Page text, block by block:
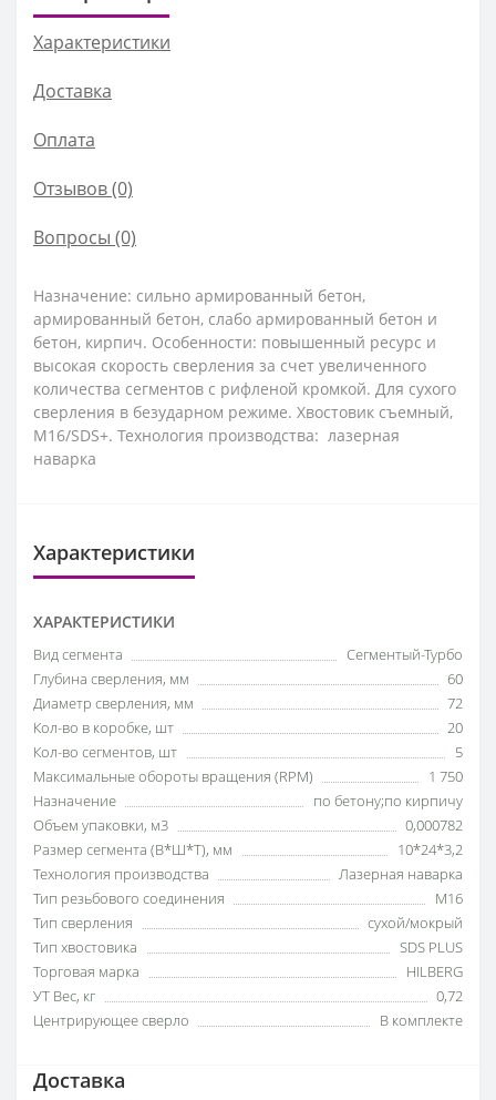
Характеристики
Доставка
Оплата
Отзывов (0)
Вопросы (0)
Назначение: сильно армированный бетон,
армированный бетон, слабо армированный бетон и
бетон, кирпич. Особенности: повышенный ресурс и
высокая скорость сверления за счет увеличенного
количества сегментов с рифленой кромкой. Для сухого
сверления в безударном режиме. Хвостовик съемный,
М16/SDS+. Технология производства: лазерная
наварка
Характеристики
ХАРАКТЕРИСТИКИ
Вид сегмента
Сегментый-Турбо
Глубина сверления, мм
60
Диаметр сверления, мм
72
Кол-во в коробке, шт
20
Кол-во сегментов, шт
5
Максимальные обороты вращения (RPM)
1 750
Назначение
по бетону;по кирпичу
Объем упаковки, м3
0,000782
Размер сегмента (В*Ш*Т), мм
10*24*3,2
Технология производства
Лазерная наварка
Тип резьбового соединения
М16
Тип сверления
сухой/мокрый
Тип хвостовика
SDS PLUS
Торговая марка
HILBERG
УТ Вес, кг
0,72
Центрирующее сверло
В комплекте
Доставка